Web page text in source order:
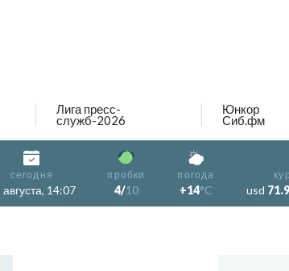
Лига пресс-
служб-2026
Юнкор
Сиб.фм
сегодня
августа, 14:07
пробки
4/10
погода
+14°C usd